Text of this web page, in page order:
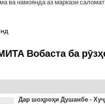
ва намоянда аз маркази
ЗАҲРОЛУДШАВӢ
Вобаста ба
Дар шоҳроҳи Душанбе -